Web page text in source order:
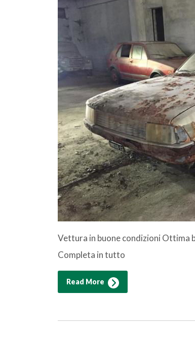
Vettura in buone condizioni Ottima
Completa in tutto
Read More